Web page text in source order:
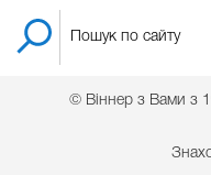
© Віннер з Вами з